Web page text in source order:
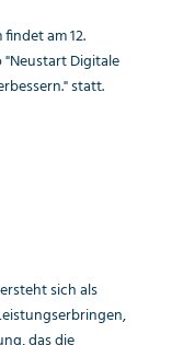
am 12.
Digitale
statt.
sich als